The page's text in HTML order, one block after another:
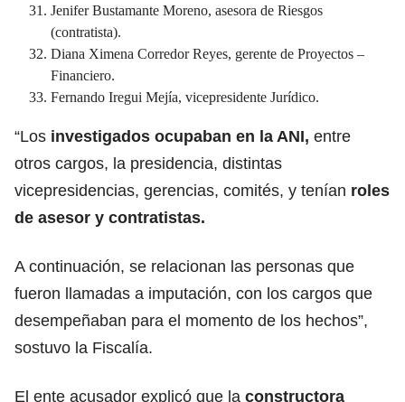
Jenifer Bustamante Moreno, asesora de Riesgos
(contratista).
Diana Ximena Corredor Reyes, gerente de Proyectos –
Financiero.
Fernando Iregui Mejía, vicepresidente Jurídico.
“Los investigados ocupaban en la ANI, entre
otros cargos, la presidencia, distintas
vicepresidencias, gerencias, comités, y tenían roles
de asesor y contratistas.
A continuación, se relacionan las personas que
fueron llamadas a imputación, con los cargos que
desempeñaban para el momento de los hechos”,
sostuvo la Fiscalía.
El ente acusador explicó que la constructora